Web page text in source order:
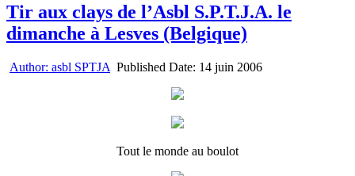
Tir aux clays de l’Asbl S.P.T.J.A. le
dimanche à Lesves (Belgique)
Author: asbl SPTJA Published Date: 14 juin 2006
Tout le monde au boulot